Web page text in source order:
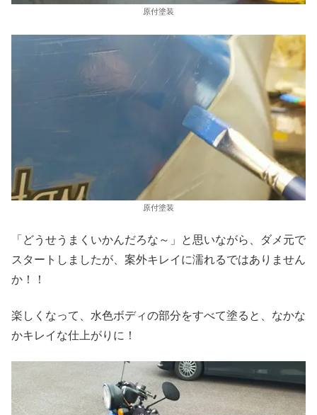
原付塗装
原付塗装
「どうせうまくいかんだろな～」と思いながら、ダメ元で
スタートしましたが、案外キレイに濡れるではありません
か！！
楽しくなって、水色ボディの部分をすべて塗ると、なかな
かキレイな仕上がりに！